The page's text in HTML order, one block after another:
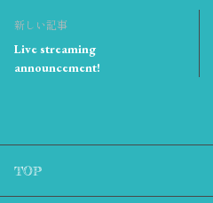
新しい記事
Live streaming
announcement!
TOP